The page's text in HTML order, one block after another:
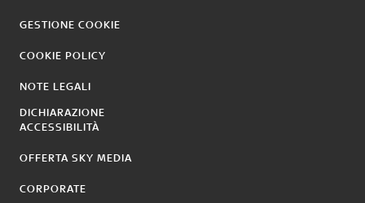
GESTIONE COOKIE
COOKIE POLICY
NOTE LEGALI
DICHIARAZIONE
ACCESSIBILITÀ
OFFERTA SKY MEDIA
CORPORATE